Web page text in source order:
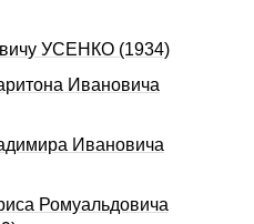
УСЕНКО (1934)
Ивановича
Ивановича
Ромуальдовича